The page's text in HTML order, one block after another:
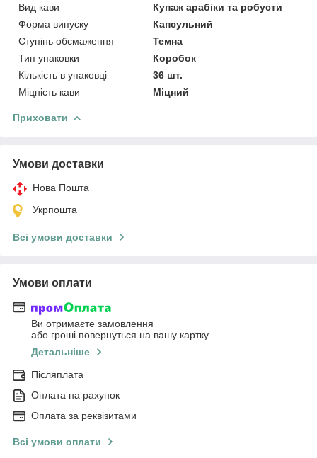
Вид кави
Купаж арабіки та робусти
Форма випуску
Капсульний
Ступінь обсмаження
Темна
Тип упаковки
Коробок
Кількість в упаковці
36 шт.
Міцність кави
Міцний
Приховати
Умови доставки
Нова Пошта
Укрпошта
Всі умови доставки
Умови оплати
Ви отримаєте замовлення
або гроші повернуться на вашу картку
Детальніше
Післяплата
Оплата на рахунок
Оплата за реквізитами
Всі умови оплати